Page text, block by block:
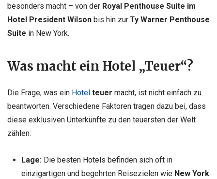
besonders macht – von der Royal Penthouse Suite im
Hotel President Wilson bis hin zur Ty Warner Penthouse
Suite in New York.
Was macht ein Hotel „Teuer“?
Die Frage, was ein Hotel teuer macht, ist nicht einfach zu
beantworten. Verschiedene Faktoren tragen dazu bei, dass
diese exklusiven Unterkünfte zu den teuersten der Welt
zählen:
Lage:Die besten Hotels befinden sich oft in
einzigartigen und begehrten Reisezielen wie New York